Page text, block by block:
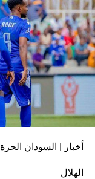
أخبار | السودان الحرة
الهلال